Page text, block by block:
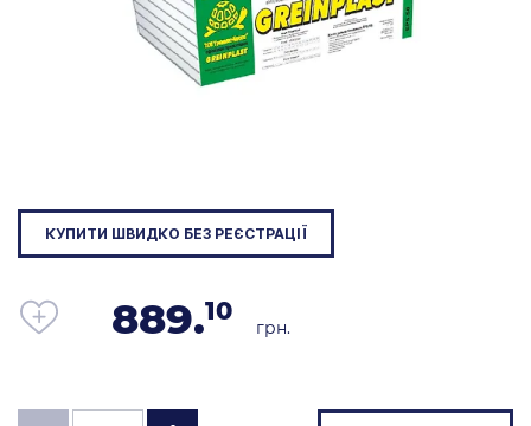
КУПИТИ ШВИДКО БЕЗ РЕЄСТРАЦІЇ
889.10
грн.